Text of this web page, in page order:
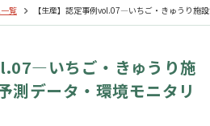
覧 【生産】認定事例vol.07―いちご・きゅうり施
いちご・きゅうり施
測データ・環境モニタリ